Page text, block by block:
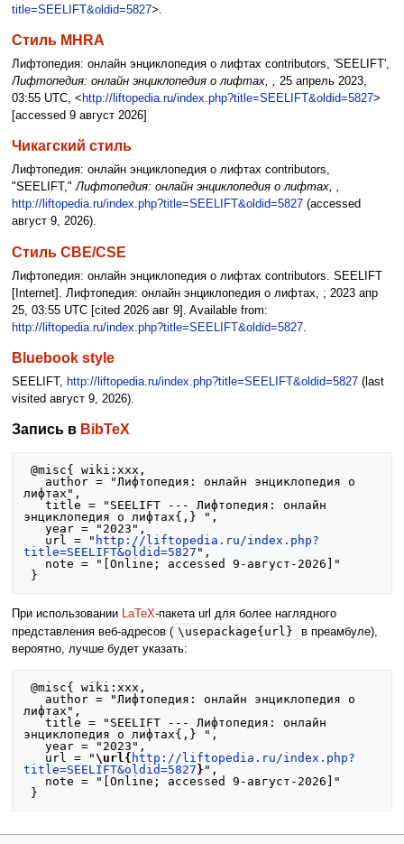
title=SEELIFT&oldid=5827>.
Стиль MHRA
Лифтопедия: онлайн энциклопедия о лифтах contributors, 'SEELIFT',
Лифтопедия: онлайн энциклопедия о лифтах, , 25 апрель 2023,
03:55 UTC, < http://liftopedia.ru/index.php?title=SEELIFT&oldid=5827>
[accessed 9 август 2026]
Чикагский стиль
Лифтопедия: онлайн энциклопедия о лифтах contributors,
"SEELIFT,"Лифтопедия: онлайн энциклопедия о лифтах, ,
http://liftopedia.ru/index.php?title=SEELIFT&oldid=5827(accessed
август 9, 2026).
Стиль CBE/CSE
Лифтопедия: онлайн энциклопедия о лифтах contributors. SEELIFT
[Internet]. Лифтопедия: онлайн энциклопедия о лифтах, ; 2023 апр
25, 03:55 UTC [cited 2026 авг 9]. Available from:
http://liftopedia.ru/index.php?title=SEELIFT&oldid=5827.
Bluebook style
SEELIFT, http://liftopedia.ru/index.php?title=SEELIFT&oldid=5827(last
visited август 9, 2026).
Запись в BibTeX
@misc{ wiki:xxx,
лифтах",
   title = "SEELIFT --- Лифтопедия: онлайн
энциклопедия о лифтах{,} ",
   year = "2023",
   url = "
http://liftopedia.ru/index.php?
title=SEELIFT&oldid=5827 ",
При использовании LaTeX-пакета url для более наглядного
представления веб-адресов ( \usepackage{url}
в преамбуле),
вероятно, лучше будет указать:
@misc{ wiki:xxx,
лифтах",
   title = "SEELIFT --- Лифтопедия: онлайн
энциклопедия о лифтах{,} ",
   year = "2023",
   url = "
\url{ http://liftopedia.ru/index.php?
title=SEELIFT&oldid=5827 } ",